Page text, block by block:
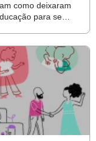
como deixaram
para se